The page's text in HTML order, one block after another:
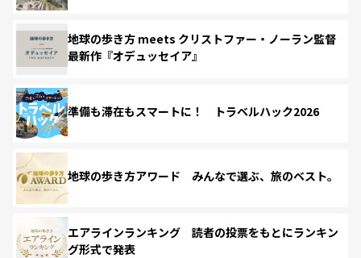
地球の歩き方 meets クリストファー・ノーラン監督
最新作『オデュッセイア』
準備も滞在もスマートに！ トラベルハック2026
地球の歩き方アワード みんなで選ぶ、旅のベスト。
エアラインランキング 読者の投票をもとにランキン
グ形式で発表